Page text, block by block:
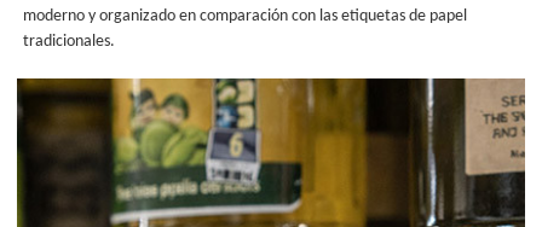
moderno y organizado en comparación con las etiquetas de papel
tradicionales.